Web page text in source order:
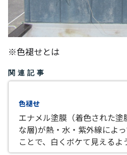
※色褪せとは
関連記事
色褪せ
エナメル塗膜（着色された
な層)が熱・水・紫外線によ
ことで、白くボケて見えるよ